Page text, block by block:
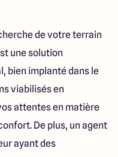
de votre terrain
une solution
bien implanté dans le
viabilisés en
attentes en matière
De plus, un agent
ayant des